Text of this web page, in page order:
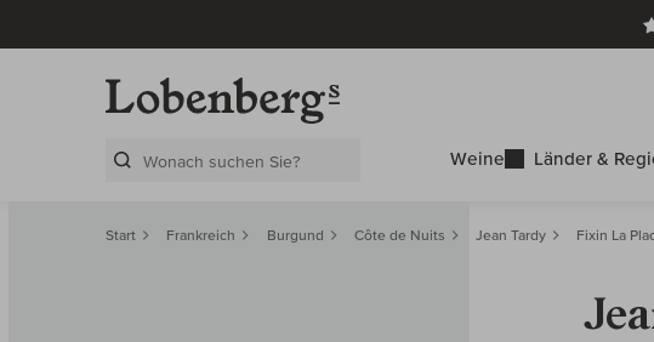
Weine Länder &
Start Frankreich Burgund Côte de Nuits Jean Tardy Fixin La